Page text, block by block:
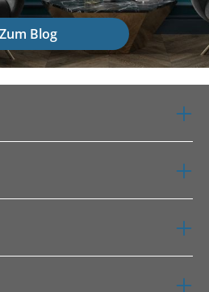
Zum Blog